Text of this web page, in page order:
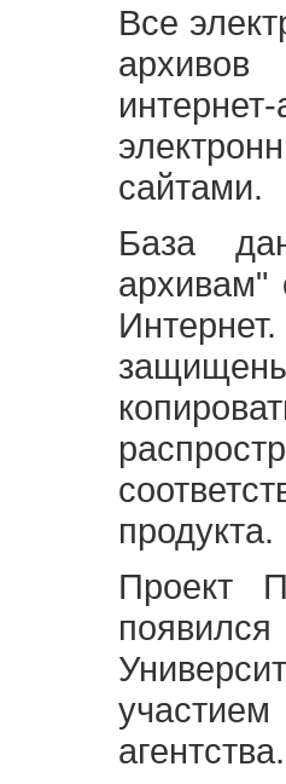
Все
архивов
сайтами.
База
архивам"
продукта.
Проект
участием
агентства.